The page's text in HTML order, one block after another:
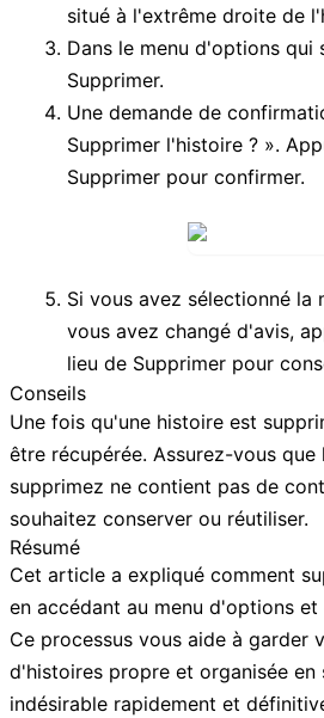
situé à l'extrême droite de
Dans le menu d'options qui
Supprimer.
Une demande de
Supprimer l'histoire ? ».
Supprimer pour confirmer.
Si vous avez sélectionné la
vous avez changé d'avis,
lieu de Supprimer pour
Conseils
Une fois qu'une histoire est
être récupérée. Assurez-vous
supprimez ne contient pas de
souhaitez conserver ou réutiliser.
Résumé
Cet article a expliqué comment
en accédant au menu d'options
Ce processus vous aide à garder
d'histoires propre et organisée en
indésirable rapidement et